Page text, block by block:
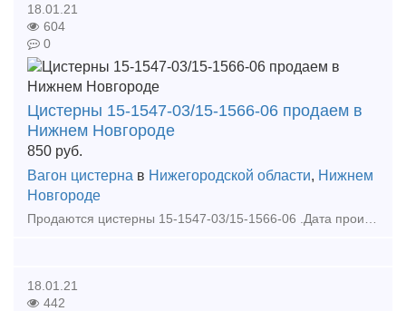
18.01.21
604
0
Цистерны 15-1547-03/15-1566-06 продаем в
Нижнем Новгороде
850 руб.
Вагон цистерна в Нижегородской области, Нижнем
Новгороде
18.01.21
442